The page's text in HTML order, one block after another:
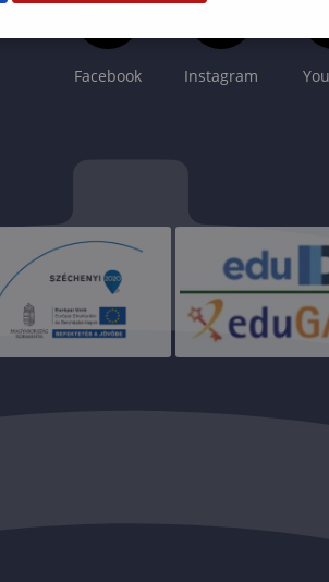
Facebook Instagram